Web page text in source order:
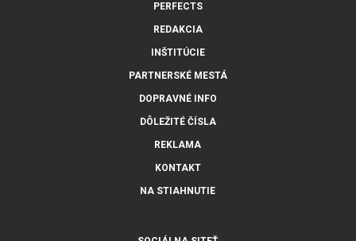
PERFECTS
REDAKCIA
INŠTITÚCIE
PARTNERSKÉ MESTÁ
DOPRAVNÉ INFO
DÔLEŽITÉ ČÍSLA
REKLAMA
KONTAKT
NA STIAHNUTIE